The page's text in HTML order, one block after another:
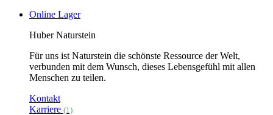
Online Lager
Huber Naturstein
Für uns ist Naturstein die schönste Ressource der Welt,
verbunden mit dem Wunsch, dieses Lebensgefühl mit allen
Menschen zu teilen.
Kontakt
Karriere (1)